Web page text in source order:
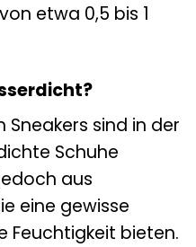
etwa 0,5 bis 1
sind in der
Schuhe
aus
eine gewisse
Feuchtigkeit bieten.